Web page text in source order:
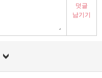
덧글
남기기